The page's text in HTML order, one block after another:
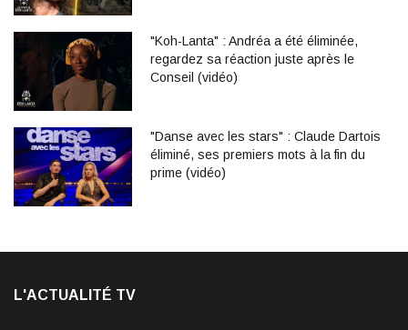
"Koh-Lanta" : Andréa a été éliminée,
regardez sa réaction juste après le
Conseil (vidéo)
"Danse avec les stars" : Claude Dartois
éliminé, ses premiers mots à la fin du
prime (vidéo)
L'ACTUALITÉ TV